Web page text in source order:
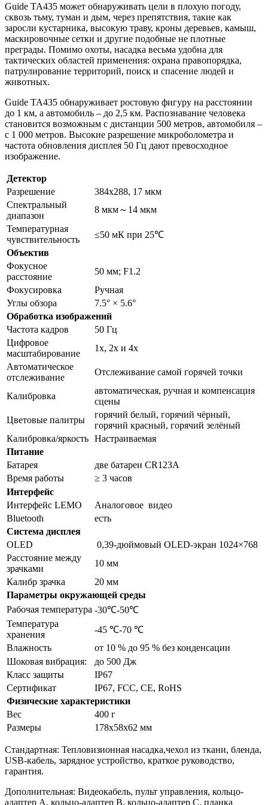
Guide TA435 может обнаруживать цели в плохую погоду,
сквозь тьму, туман и дым, через препятствия, такие как
заросли кустарника, высокую траву, кроны деревьев, камыш,
маскировочные сетки и другие подобные не плотные
преграды. Помимо охоты, насадка весьма удобна для
тактических областей применения: охрана правопорядка,
патрулирование территорий, поиск и спасение людей и
животных.
Guide TA435 обнаруживает ростовую фигуру на расстоянии
до 1 км, а автомобиль – до 2,5 км. Распознавание человека
становится возможным с дистанции 500 метров, автомобиля –
с 1 000 метров. Высокие разрешение микроболометра и
частота обновления дисплея 50 Гц дают превосходное
изображение.
Детектор
Разрешение
384x288, 17 мкм
Спектральный
диапазон
8 мкм～14 мкм
Температурная
чувствительность
≤50 мК при 25℃
Объектив
Фокусное
расстояние
50 мм; F1.2
Фокусировка
Ручная
Углы обзора
7.5° × 5.6°
Обработка изображений
Частота кадров
50 Гц
Цифровое
масштабирование
1x, 2x и 4x
Автоматическое
отслеживание
Отслеживание самой горячей точки
Калибровка
автоматическая, ручная и компенсация
сцены
Цветовые палитры
горячий белый, горячий чёрный,
горячий красный, горячий зелёный
Калибровка/яркость Настраиваемая
Питание
Батарея
две батареи CR123A
Время работы
≥ 3 часов
Интерфейс
Интерфейс LEMO
Аналоговое видео
Bluetooth
есть
Система дисплея
OLED
0,39-дюймовый OLED-экран 1024×768
Расстояние между
зрачками
10 мм
Калибр зрачка
20 мм
Параметры окружающей среды
Рабочая температура -30℃-50℃
Температура
хранения
-45 ℃-70 ℃
Влажность
от 10 % до 95 % без конденсации
Шоковая вибрация:
до 500 Дж
Класс защиты
IP67
Сертификат
IP67, FCC, CE, RoHS
Физические характеристики
Вес
400 г
Размеры
178x58x62 мм
Стандартная: Тепловизионная насадка,чехол из ткани, бленда,
USB-кабель, зарядное устройство, краткое руководство,
гарантия.
Дополнительная: Видеокабель, пульт управления, кольцо-
адаптер А, кольцо-адаптер В, кольцо-адаптер С, планка